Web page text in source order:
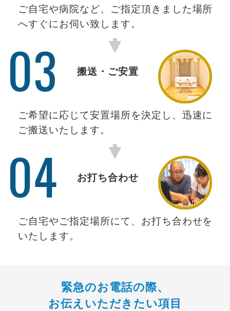
ご自宅や病院など、ご指定頂きました場所
へすぐにお伺い致します。
03 搬送・ご安置
ご希望に応じて安置場所を決定し、迅速に
ご搬送いたします。
04 お打ち合わせ
ご自宅やご指定場所にて、お打ち合わせを
いたします。
緊急のお電話の際、
お伝えいただきたい項目